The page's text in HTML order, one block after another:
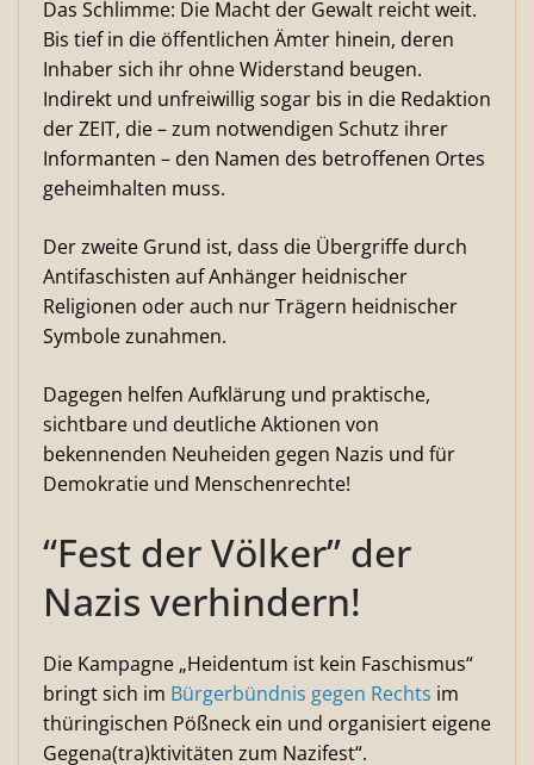
Das Schlimme: Die Macht der Gewalt reicht weit.
Bis tief in die öffentlichen Ämter hinein, deren
Inhaber sich ihr ohne Widerstand beugen.
Indirekt und unfreiwillig sogar bis in die Redaktion
der ZEIT, die – zum notwendigen Schutz ihrer
Informanten – den Namen des betroffenen Ortes
geheimhalten muss.
Der zweite Grund ist, dass die Übergriffe durch
Antifaschisten auf Anhänger heidnischer
Religionen oder auch nur Trägern heidnischer
Symbole zunahmen.
Dagegen helfen Aufklärung und praktische,
sichtbare und deutliche Aktionen von
bekennenden Neuheiden gegen Nazis und für
Demokratie und Menschenrechte!
“Fest der Völker” der
Nazis verhindern!
Die Kampagne „Heidentum ist kein Faschismus“
bringt sich im Bürgerbündnis gegen Rechts im
thüringischen Pößneck ein und organisiert eigene
Gegena(tra)ktivitäten zum Nazifest“.